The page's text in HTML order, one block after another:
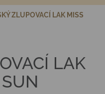
ZLUPOVACÍ LAK MISS
LAK